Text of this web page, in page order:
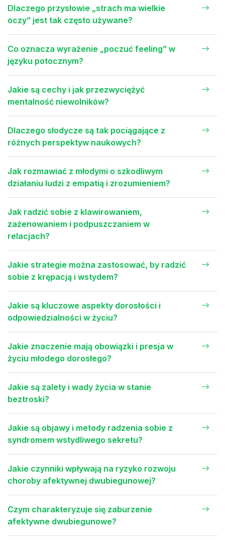
Dlaczego przysłowie „strach ma wielkie
oczy” jest tak często używane?
Co oznacza wyrażenie „poczuć feeling” w
języku potocznym?
Jakie są cechy i jak przezwyciężyć
mentalność niewolników?
Dlaczego słodycze są tak pociągające z
różnych perspektyw naukowych?
Jak rozmawiać z młodymi o szkodliwym
działaniu ludzi z empatią i zrozumieniem?
Jak radzić sobie z klawirowaniem,
zażenowaniem i podpuszczaniem w
relacjach?
Jakie strategie można zastosować, by radzić
sobie z krępacją i wstydem?
Jakie są kluczowe aspekty dorosłości i
odpowiedzialności w życiu?
Jakie znaczenie mają obowiązki i presja w
życiu młodego dorosłego?
Jakie są zalety i wady życia w stanie
beztroski?
Jakie są objawy i metody radzenia sobie z
syndromem wstydliwego sekretu?
Jakie czynniki wpływają na ryzyko rozwoju
choroby afektywnej dwubiegunowej?
Czym charakteryzuje się zaburzenie
afektywne dwubiegunowe?